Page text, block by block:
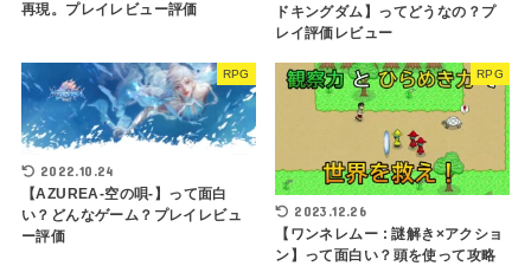
再現。プレイレビュー評価
ドキングダム】ってどうなの？プ
レイ評価レビュー
RPG
2022.10.24
【AZUREA-空の唄-】って面白
い？どんなゲーム？プレイレビュ
ー評価
RPG
2023.12.26
【ワンネレムー : 謎解き×アクショ
ン】って面白い？頭を使って攻略